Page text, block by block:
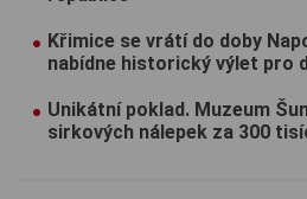
Křimice se vrátí do doby
nabídne historický výlet pro
Unikátní poklad. Muzeum
sirkových nálepek za 300